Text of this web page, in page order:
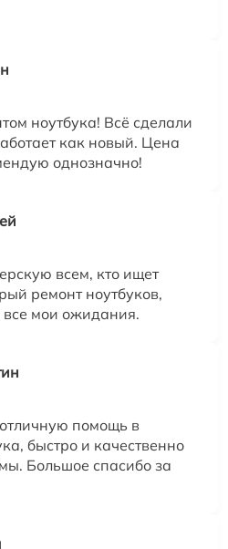
ноутбука! Всё сделали
как новый. Цена
однозначно!
всем, кто ищет
ремонт ноутбуков,
все мои ожидания.
помощь в
быстро и качественно
Большое спасибо за